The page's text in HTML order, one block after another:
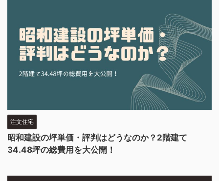
注文住宅
昭和建設の坪単価・評判はどうなのか？2階建て
34.48坪の総費用を大公開！